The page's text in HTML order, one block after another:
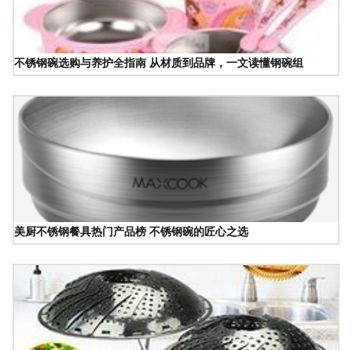
不锈钢碗选购与养护全指南 从材质到品牌，一文读懂钢碗组
美厨不锈钢餐具热门产品榜 不锈钢碗的匠心之选